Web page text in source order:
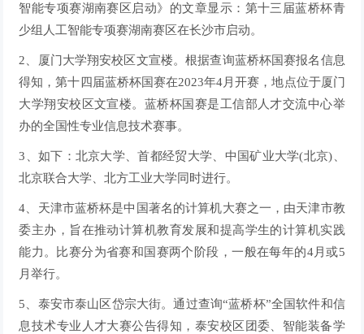
智能专项赛湖南赛区启动》的文章显示：第十三届蓝桥杯青
少组人工智能专项赛湖南赛区在长沙市启动。
2、厦门大学翔安校区文宣楼。根据查询蓝桥杯国赛报名信息
得知，第十四届蓝桥杯国赛在2023年4月开赛，地点位于厦门
大学翔安校区文宣楼。蓝桥杯国赛是工信部人才交流中心举
办的全国性专业信息技术赛事。
3、如下：北京大学、首都经贸大学、中国矿业大学(北京)、
北京联合大学、北方工业大学同时进行。
4、天津市蓝桥杯是中国著名的计算机大赛之一，由天津市教
委主办，旨在推动计算机教育发展和提高学生的计算机实践
能力。比赛分为省赛和国赛两个阶段，一般在每年的4月或5
月举行。
5、泰安市泰山区岱宗大街。通过查询“蓝桥杯”全国软件和信
息技术专业人才大赛公告得知，泰安校区团委、智能装备学